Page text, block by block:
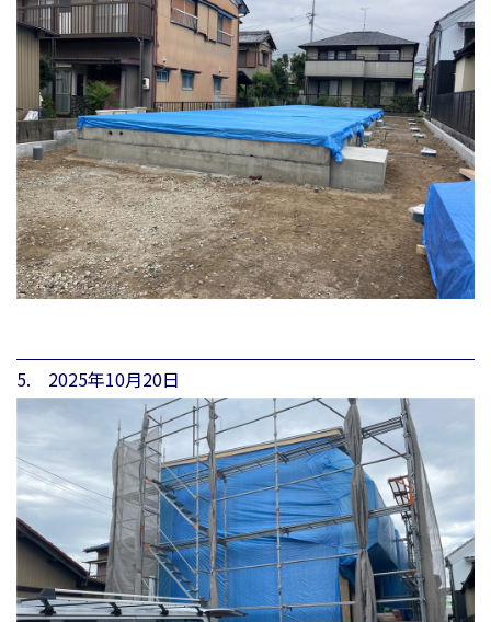
5. 2025年10月20日